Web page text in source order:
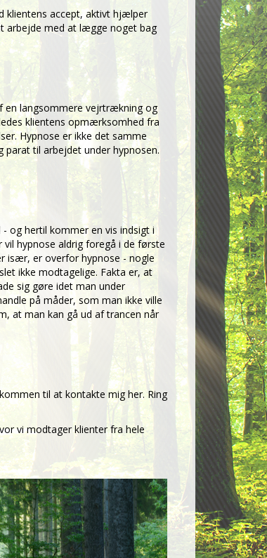
klientens accept, aktivt hjælper
arbejde med at lægge noget bag
en langsommere vejrtrækning og
klientens opmærksomhed fra
Hypnose er ikke det samme
parat til arbejdet under hypnosen.
og hertil kommer en vis indsigt i
hypnose aldrig foregå i de første
især, er overfor hypnose - nogle
ikke modtagelige. Fakta er, at
sig gøre idet man under
på måder, som man ikke ville
at man kan gå ud af trancen når
til at kontakte mig her. Ring
vi modtager klienter fra hele